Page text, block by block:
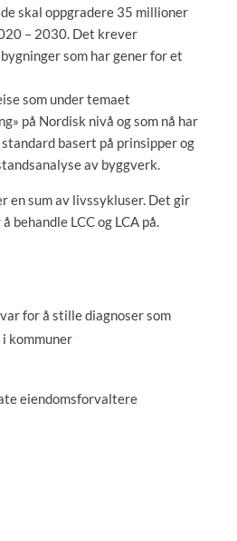
skal oppgradere 35 millioner
– 2030. Det krever
som har gener for et
som under temaet
på Nordisk nivå og som nå har
basert på prinsipper og
av byggverk.
en sum av livssykluser. Det gir
behandle LCC og LCA på.
for å stille diagnoser som
kommuner
eiendomsforvaltere